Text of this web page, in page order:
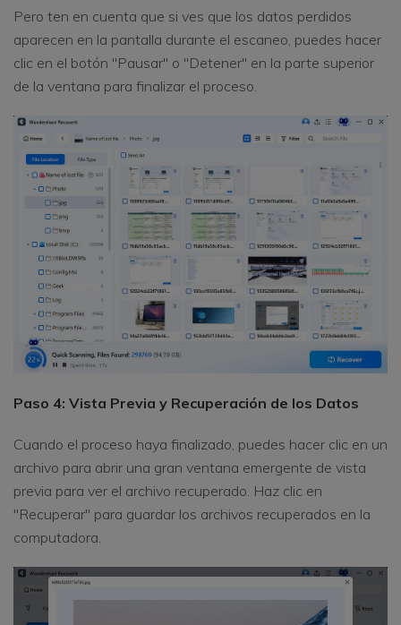
Pero ten en cuenta que si ves que los datos perdidos
aparecen en la pantalla durante el escaneo, puedes hacer
clic en el botón "Pausar" o "Detener" en la parte superior
de la ventana para finalizar el proceso.
Paso 4: Vista Previa y Recuperación de los Datos
Cuando el proceso haya finalizado, puedes hacer clic en un
archivo para abrir una gran ventana emergente de vista
previa para ver el archivo recuperado. Haz clic en
"Recuperar" para guardar los archivos recuperados en la
computadora.